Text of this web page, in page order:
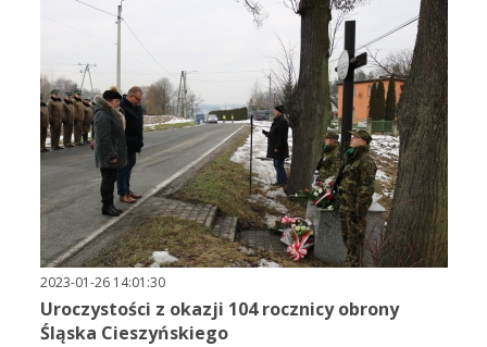
2023-01-26 14:01:30
Uroczystości z okazji 104 rocznicy obrony
Śląska Cieszyńskiego